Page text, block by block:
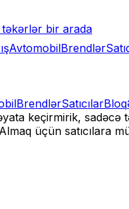
bir arada
AvtomobilBrendlər
BrendlərSatıcılarBloq
keçirmirik, sadəcə
üçün satıcılara